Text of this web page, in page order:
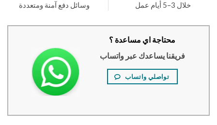
وسائل دفع آمنة ومتعددة
محتاجة اي مساعدة ؟
فريقنا يساعدك عبر واتساب
تواصلي واتساب